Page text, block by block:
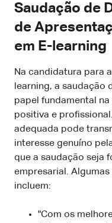
Saudação de
de
em E-learning
Na candidatura para
learning, a saudação
papel fundamental
positiva e
adequada pode
interesse genuíno
que a saudação seja
empresarial.
incluem:
"Com os